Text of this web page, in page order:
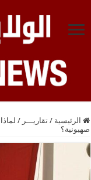
الرئيسية / تقاريـــر /
صهيونية؟